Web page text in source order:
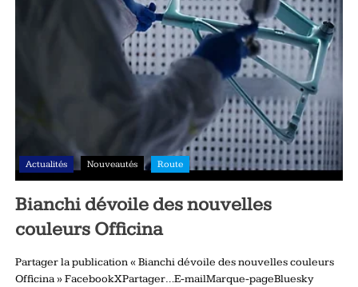
Actualités Nouveautés Route
Bianchi dévoile des nouvelles
couleurs Officina
Partager la publication « Bianchi dévoile des nouvelles couleurs
Officina » FacebookXPartager…E-mailMarque-pageBluesky